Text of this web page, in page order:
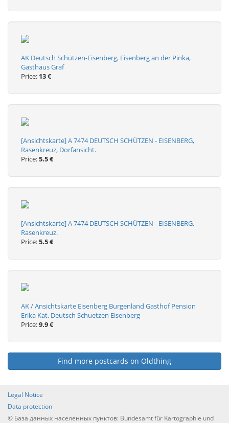
AK Deutsch Schützen-Eisenberg, Eisenberg an der Pinka,
Gasthaus Graf
Price: 13 €
[Ansichtskarte] A 7474 DEUTSCH SCHÜTZEN - EISENBERG,
Rasenkreuz, Dorfansicht.
Price:5.5 €
[Ansichtskarte] A 7474 DEUTSCH SCHÜTZEN - EISENBERG,
Rasenkreuz.
Price:5.5 €
AK / Ansichtskarte Eisenberg Burgenland Gasthof Pension
Erika Kat. Deutsch Schuetzen Eisenberg
Price:9.9 €
Find more postcards on Oldthing
Legal Notice
Data protection
© База данных населенных пунктов: Bundesamt für Kartographie und